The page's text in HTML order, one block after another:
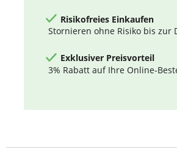
Risikofreies Einkaufen
Stornieren ohne Risiko bis zur
Exklusiver Preisvorteil
3% Rabatt auf Ihre Online-